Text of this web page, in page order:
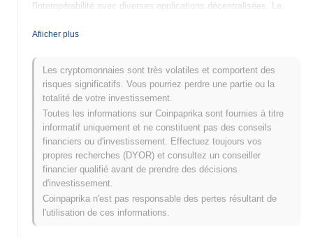
l'interopérabilité avec diverses applications décentralisées. Le
l'écosystème, y compris les frais de transaction, le staking et la
d'influencer les décisions du projet. Meow Meme se distingue par
son mélange unique d'humour et d'engagement communautaire,
favorisant un environnement dynamique pour les passionnés de
mèmes et les investisseurs en cryptomonnaies. Cette approche
améliore non seulement l'interaction des utilisateurs, mais
positionne également Meow Meme comme un acteur notable
dans le secteur des mèmes, attirant un public diversifié au sein
du paysage des cryptomonnaies.
Quand et comment Meow Meme a-t-il commencé ?
Meow Meme a vu le jour en mars 2021 lorsque l'équipe fondatrice
a publié son livre blanc, décrivant la vision et le cadre technique
Afiicher plus
Les cryptomonnaies sont très volatiles et comportent des
risques significatifs. Vous pourriez perdre une partie ou la
totalité de votre investissement.
Toutes les informations sur Coinpaprika sont fournies à titre
informatif uniquement et ne constituent pas des conseils
financiers ou d'investissement. Effectuez toujours vos
propres recherches (DYOR) et consultez un conseiller
financier qualifié avant de prendre des décisions
d'investissement.
Coinpaprika n'est pas responsable des pertes résultant de
l'utilisation de ces informations.